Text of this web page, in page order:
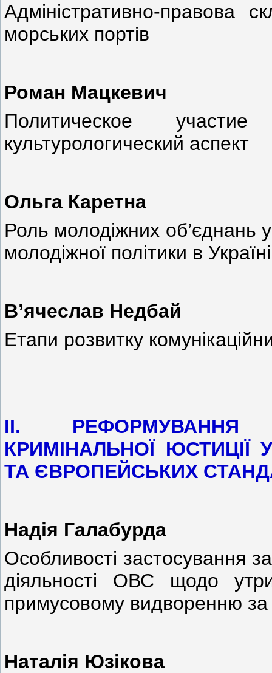
Адміністративно-правова
морських портів
Роман Мацкевич
Политическое
культурологический аспект
Ольга Каретна
Роль молодіжних об’єднань
молодіжної політики в
В’ячеслав Недбай
Етапи розвитку
ІІ. РЕФОРМУВАННЯ
КРИМІНАЛЬНОЇ ЮСТИЦІЇ
ТА ЄВРОПЕЙСЬКИХ
Надія Галабурда
Особливості застосування
діяльності ОВС щодо
примусовому видворенню
Наталія Юзікова